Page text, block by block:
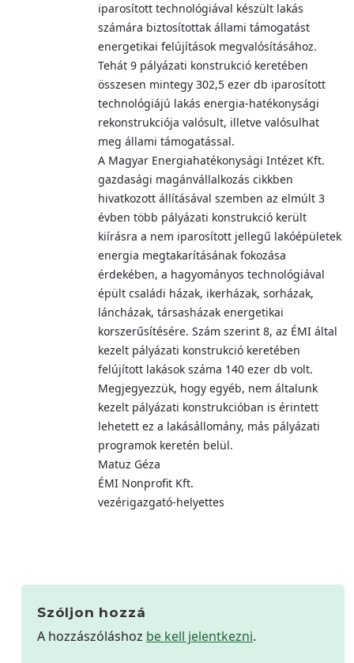
iparosított technológiával készült lakás
számára biztosítottak állami támogatást
energetikai felújítások megvalósításához.
Tehát 9 pályázati konstrukció keretében
összesen mintegy 302,5 ezer db iparosított
technológiájú lakás energia-hatékonysági
rekonstrukciója valósult, illetve valósulhat
meg állami támogatással.
A Magyar Energiahatékonysági Intézet Kft.
gazdasági magánvállalkozás cikkben
hivatkozott állításával szemben az elmúlt 3
évben több pályázati konstrukció került
kiírásra a nem iparosított jellegű lakóépületek
energia megtakarításának fokozása
érdekében, a hagyományos technológiával
épült családi házak, ikerházak, sorházak,
láncházak, társasházak energetikai
korszerűsítésére. Szám szerint 8, az ÉMI által
kezelt pályázati konstrukció keretében
felújított lakások száma 140 ezer db volt.
Megjegyezzük, hogy egyéb, nem általunk
kezelt pályázati konstrukcióban is érintett
lehetett ez a lakásállomány, más pályázati
programok keretén belül.
Matuz Géza
ÉMI Nonprofit Kft.
vezérigazgató-helyettes
Szóljon hozzá
A hozzászóláshoz be kell jelentkezni.